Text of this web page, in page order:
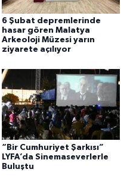
6 Şubat depremlerinde
hasar gören Malatya
Arkeoloji Müzesi yarın
ziyarete açılıyor
“Bir Cumhuriyet Şarkısı”
LYFA’da Sinemaseverlerle
Buluştu